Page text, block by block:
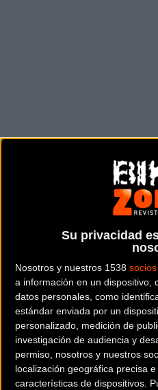
Su privacidad
Nosotros y nuestros 1538 socios
a información en un dispositivo,
datos personales, como
estándar enviada por un
personalizado, medición de
investigación de audiencia y
permiso, nosotros y nuestros
localización geográfica precisa
características de dispositivos.
primera semana
Andalucía, y hasta
casi totalidad del
de Málaga, Cádiz,
Granada, Murcia,
serán protagonistas en
Después del primer día
la carrera disfrutará de